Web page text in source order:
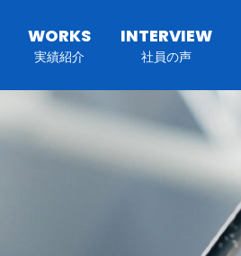
WORKS
実績紹介
INTERVIEW
社員の声